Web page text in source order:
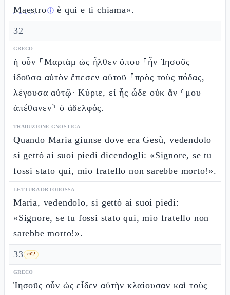
Maestroⓘ è qui e ti chiama».
32
GRECO
ἡ οὖν ⸀Μαριὰμ ὡς ἦλθεν ὅπου ⸀ἦν Ἰησοῦς
ἰδοῦσα αὐτὸν ἔπεσεν αὐτοῦ ⸀πρὸς τοὺς πόδας,
λέγουσα αὐτῷ· Κύριε, εἰ ἦς ὧδε οὐκ ἄν ⸂μου
ἀπέθανεν⸃ ὁ ἀδελφός.
TRADUZIONE GNOSTICA
Quando Maria giunse dove era Gesù, vedendolo
si gettò ai suoi piedi dicendogli: «Signore, se tu
fossi stato qui, mio fratello non sarebbe morto!».
LETTURA ORTODOSSA
Maria, vedendolo, si gettò ai suoi piedi:
«Signore, se tu fossi stato qui, mio fratello non
sarebbe morto!».
33 🗝️2
GRECO
Ἰησοῦς οὖν ὡς εἶδεν αὐτὴν κλαίουσαν καὶ τοὺς